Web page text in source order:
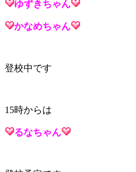
ゆずきちゃん
かなめちゃん
登校中です
15時からは
るなちゃん